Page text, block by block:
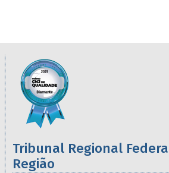
Informações úteis sobre
Imagem
Tribunal Regional
Região